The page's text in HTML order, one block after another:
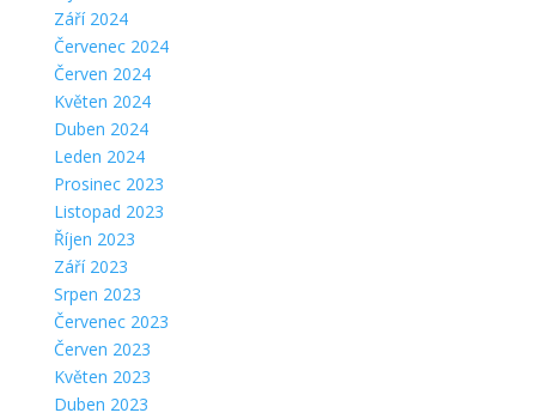
Září 2024
Červenec 2024
Červen 2024
Květen 2024
Duben 2024
Leden 2024
Prosinec 2023
Listopad 2023
Říjen 2023
Září 2023
Srpen 2023
Červenec 2023
Červen 2023
Květen 2023
Duben 2023